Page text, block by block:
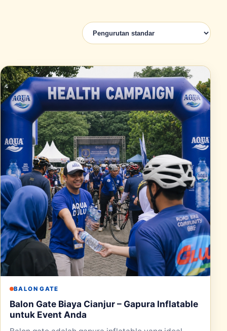
BALON GATE
Balon Gate Biaya Cianjur – Gapura Inflatable
untuk Event Anda